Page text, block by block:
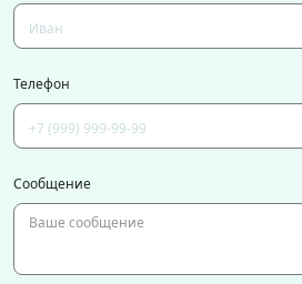
Телефон
Сообщение